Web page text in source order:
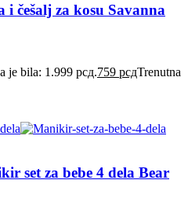
češalj za kosu Savanna
je bila: 1.999 рсд.759 рсдTrenutna
set za bebe 4 dela Bear